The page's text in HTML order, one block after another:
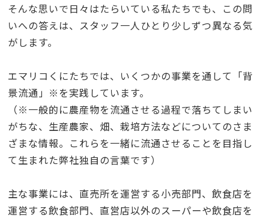
そんな思いで日々はたらいている私たちでも、この問
いへの答えは、スタッフ一人ひとり少しずつ異なる気
がします。
エマリコくにたちでは、いくつかの事業を通して「背
景流通」※を実践しています。
（※一般的に農産物を流通させる過程で落ちてしまい
がちな、生産農家、畑、栽培方法などについてのさま
ざまな情報。これらを一緒に流通させることを目指し
て生まれた弊社独自の言葉です）
主な事業には、直売所を運営する小売部門、飲食店を
運営する飲食部門、直営店以外のスーパーや飲食店を